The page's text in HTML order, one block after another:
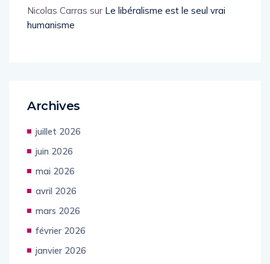
Nicolas Carras sur Le libéralisme est le seul vrai
humanisme
Archives
juillet 2026
juin 2026
mai 2026
avril 2026
mars 2026
février 2026
janvier 2026